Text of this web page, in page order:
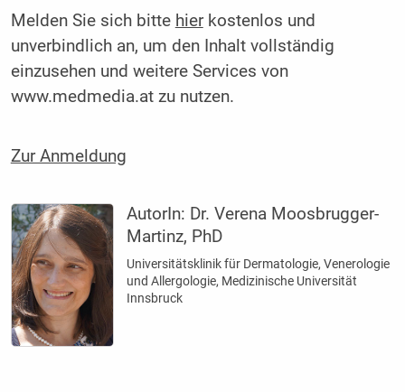
Melden Sie sich bitte hierkostenlos und
unverbindlich an, um den Inhalt vollständig
einzusehen und weitere Services von
www.medmedia.at zu nutzen.
Zur Anmeldung
AutorIn: Dr. Verena Moosbrugger-
Martinz, PhD
Universitätsklinik für Dermatologie, Venerologie
und Allergologie, Medizinische Universität
Innsbruck